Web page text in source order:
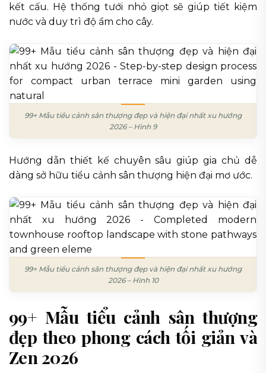
kết cấu. Hệ thống tưới nhỏ giọt sẽ giúp tiết kiệm
nước và duy trì độ ẩm cho cây.
99+ Mẫu tiểu cảnh sân thượng đẹp và hiện đại nhất xu hướng
2026 – Hình 9
Hướng dẫn thiết kế chuyên sâu giúp gia chủ dễ
dàng sở hữu tiểu cảnh sân thượng hiện đại mơ ước.
99+ Mẫu tiểu cảnh sân thượng đẹp và hiện đại nhất xu hướng
2026 – Hình 10
99+ Mẫu tiểu cảnh sân thượng
đẹp theo phong cách tối giản và
Zen 2026